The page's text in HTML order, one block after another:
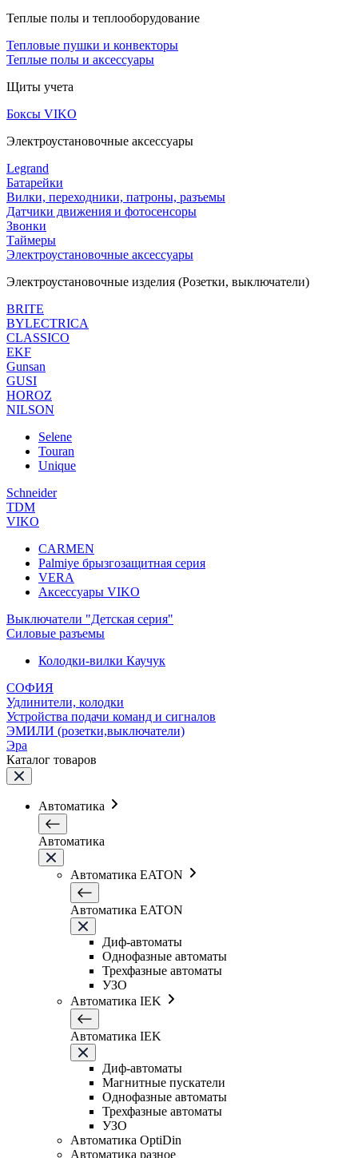
Теплые полы и теплооборудование
Тепловые пушки и конвекторы
Теплые полы и аксессуары
Щиты учета
Боксы VIKO
Электроустановочные аксессуары
Legrand
Батарейки
Вилки, переходники, патроны, разъемы
Датчики движения и фотосенсоры
Звонки
Таймеры
Электроустановочные аксессуары
Электроустановочные изделия (Розетки, выключатели)
BRITE
BYLECTRICA
CLASSICO
EKF
Gunsan
GUSI
HOROZ
NILSON
Selene
Touran
Unique
Schneider
TDM
VIKO
CARMEN
Palmiye брызгозащитная серия
VERA
Аксессуары VIKO
Выключатели "Детская серия"
Силовые разъемы
Колодки-вилки Каучук
СОФИЯ
Удлинители, колодки
Устройства подачи команд и сигналов
ЭМИЛИ (розетки,выключатели)
Эра
Каталог товаров
Автоматика
Автоматика
Автоматика EATON
Автоматика EATON
Диф-автоматы
Однофазные автоматы
Трехфазные автоматы
УЗО
Автоматика IEK
Автоматика IEK
Диф-автоматы
Магнитные пускатели
Однофазные автоматы
Трехфазные автоматы
УЗО
Автоматика OptiDin
Автоматика разное